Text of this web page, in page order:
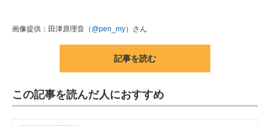
画像提供：田津原理音（ @pen_my）さん
記事を読む
この記事を読んだ人におすすめ